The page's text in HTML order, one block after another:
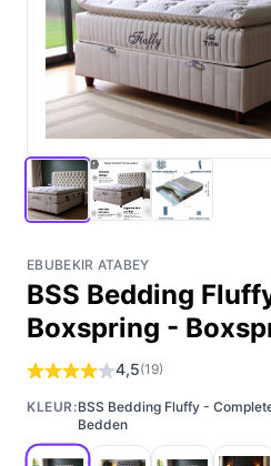
EBUBEKIR ATABEY
BSS Bedding
Boxspring -
4,5(19)
KLEUR:BSS Bedding Fluffy -
Bedden